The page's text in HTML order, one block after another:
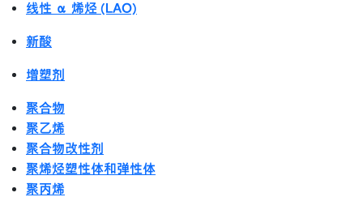
线性 α 烯烃 (LAO)
新酸
增塑剂
聚合物
聚乙烯
聚合物改性剂
聚烯烃塑性体和弹性体
聚丙烯